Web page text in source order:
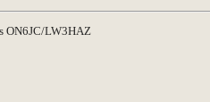
ON6JC/LW3HAZ